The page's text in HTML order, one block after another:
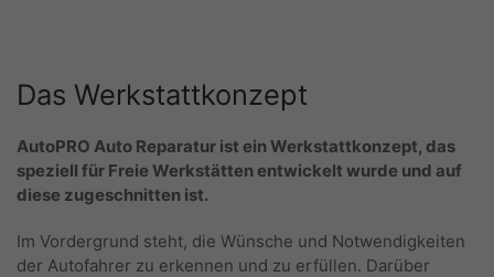
Das Werkstattkonzept
AutoPRO Auto Reparatur ist ein Werkstattkonzept, das
speziell für Freie Werkstätten entwickelt wurde und auf
diese zugeschnitten ist.
Im Vordergrund steht, die Wünsche und Notwendigkeiten
der Autofahrer zu erkennen und zu erfüllen. Darüber